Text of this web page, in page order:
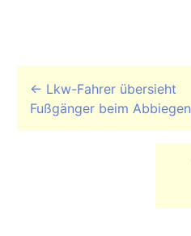
Beitrags-Navigation
← Lkw-Fahrer übersieht
Fußgänger beim Abbiegen